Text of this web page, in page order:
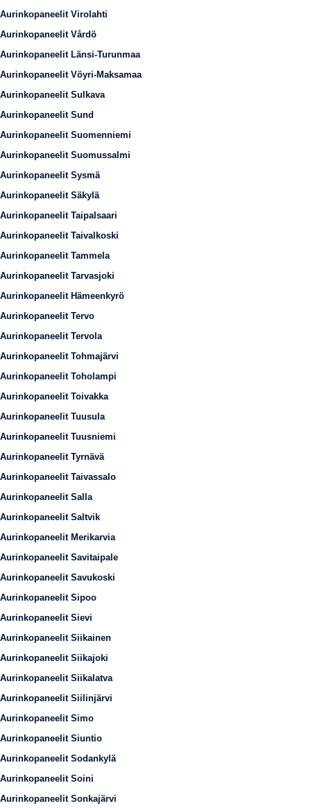
Aurinkopaneelit Virolahti
Aurinkopaneelit Vårdö
Aurinkopaneelit Länsi-Turunmaa
Aurinkopaneelit Vöyri-Maksamaa
Aurinkopaneelit Sulkava
Aurinkopaneelit Sund
Aurinkopaneelit Suomenniemi
Aurinkopaneelit Suomussalmi
Aurinkopaneelit Sysmä
Aurinkopaneelit Säkylä
Aurinkopaneelit Taipalsaari
Aurinkopaneelit Taivalkoski
Aurinkopaneelit Tammela
Aurinkopaneelit Tarvasjoki
Aurinkopaneelit Hämeenkyrö
Aurinkopaneelit Tervo
Aurinkopaneelit Tervola
Aurinkopaneelit Tohmajärvi
Aurinkopaneelit Toholampi
Aurinkopaneelit Toivakka
Aurinkopaneelit Tuusula
Aurinkopaneelit Tuusniemi
Aurinkopaneelit Tyrnävä
Aurinkopaneelit Taivassalo
Aurinkopaneelit Salla
Aurinkopaneelit Saltvik
Aurinkopaneelit Merikarvia
Aurinkopaneelit Savitaipale
Aurinkopaneelit Savukoski
Aurinkopaneelit Sipoo
Aurinkopaneelit Sievi
Aurinkopaneelit Siikainen
Aurinkopaneelit Siikajoki
Aurinkopaneelit Siikalatva
Aurinkopaneelit Siilinjärvi
Aurinkopaneelit Simo
Aurinkopaneelit Siuntio
Aurinkopaneelit Sodankylä
Aurinkopaneelit Soini
Aurinkopaneelit Sonkajärvi